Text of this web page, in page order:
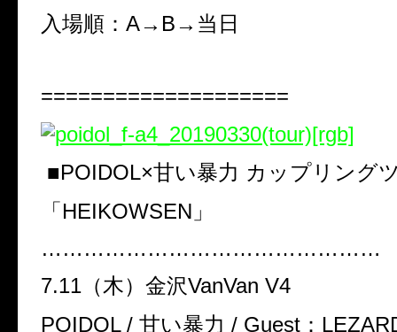
入場順： A→B→ 当日
====================
■POIDOL×甘い暴力 カップリング
「 HEIKOWSEN 」
…………………………………………
7.11 （木）金沢VanVan V4
POIDOL / 甘い暴力 / Guest ：